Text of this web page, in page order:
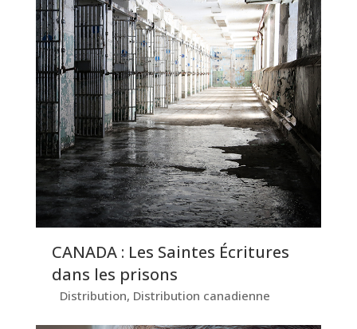
CANADA : Les Saintes Écritures
dans les prisons
Distribution, Distribution canadienne